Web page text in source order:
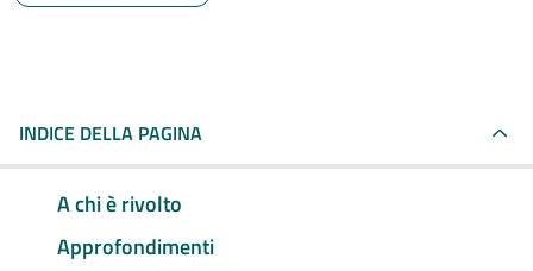
INDICE DELLA PAGINA
A chi è rivolto
Approfondimenti